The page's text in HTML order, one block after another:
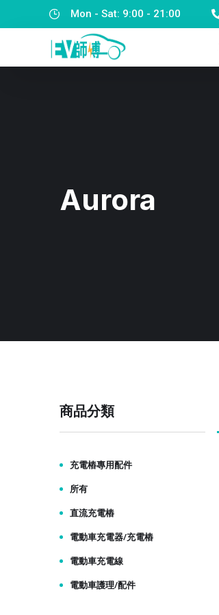
Mon - Sat: 9:00 - 21:00
Aurora
商品分類
充電樁專用配件
所有
直流充電樁
電動車充電器/充電樁
電動車充電線
電動車護理/配件